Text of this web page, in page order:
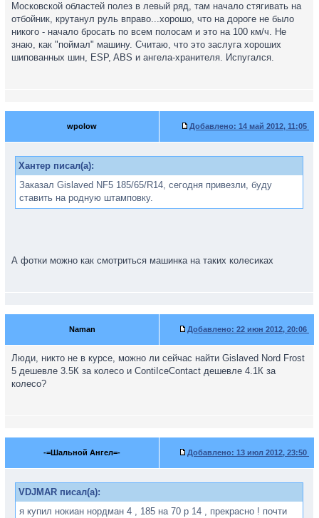
Московской областей полез в левый ряд, там начало стягивать на
отбойник, крутанул руль вправо...хорошо, что на дороге не было
никого - начало бросать по всем полосам и это на 100 км/ч. Не
знаю, как "поймал" машину. Считаю, что это заслуга хороших
шипованных шин, ESP, ABS и ангела-хранителя. Испугался.
wpolow Добавлено: 14 май 2012, 11:05
Хантер писал(а):
Заказал Gislaved NF5 185/65/R14, сегодня привезли, буду
ставить на родную штамповку.
А фотки можно как смотриться машинка на таких колесиках
Naman Добавлено: 22 июн 2012, 20:06
Люди, никто не в курсе, можно ли сейчас найти Gislaved Nord Frost
5 дешевле 3.5К за колесо и ContiIceContact дешевле 4.1К за
колесо?
-=Шальной Ангел=- Добавлено: 13 июл 2012, 23:50
VDJMAR писал(а):
я купил нокиан нордман 4 , 185 на 70 р 14 , прекрасно ! почти